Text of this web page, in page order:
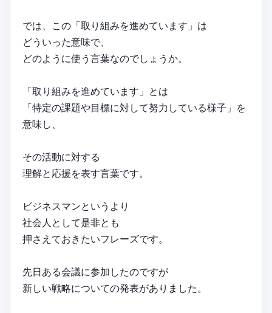
では、この「取り組みを進めています」は
どういった意味で、
どのように使う言葉なのでしょうか。
「取り組みを進めています」とは
「特定の課題や目標に対して努力している様子」を
意味し、
その活動に対する
理解と応援を表す言葉です。
ビジネスマンというより
社会人として是非とも
押さえておきたいフレーズです。
先日ある会議に参加したのですが
新しい戦略についての発表がありました。